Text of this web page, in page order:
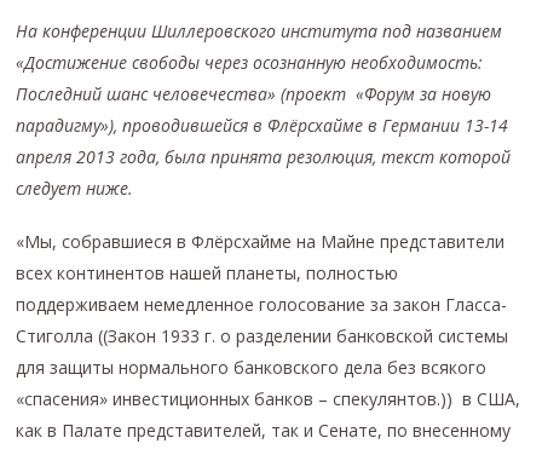
На конференции Шиллеровского института под названием
«Достижение свободы через осознанную необходимость:
Последний шанс человечества» (проект «Форум за новую
парадигму»), проводившейся в Флёрсхайме в Германии 13-14
апреля 2013 года, была принята резолюция, текст которой
следует ниже.
«Мы, собравшиеся в Флёрсхайме на Майне представители
всех континентов нашей планеты, полностью
поддерживаем немедленное голосование за закон Гласса-
Стиголла ((Закон 1933 г. о разделении банковской системы
для защиты нормального банковского дела без всякого
«спасения» инвестиционных банков – спекулянтов.)) в США,
как в Палате представителей, так и Сенате, по внесенному